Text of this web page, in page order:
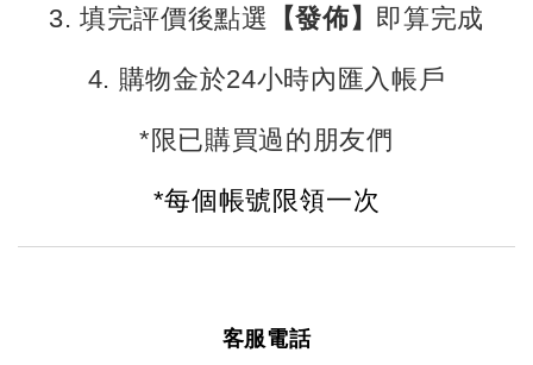
3. 填完評價後點選 【發佈】 即算完成
4. 購物金於24小時內匯入帳戶
*限已購買過的朋友們
*每個帳號限領一次
客服電話